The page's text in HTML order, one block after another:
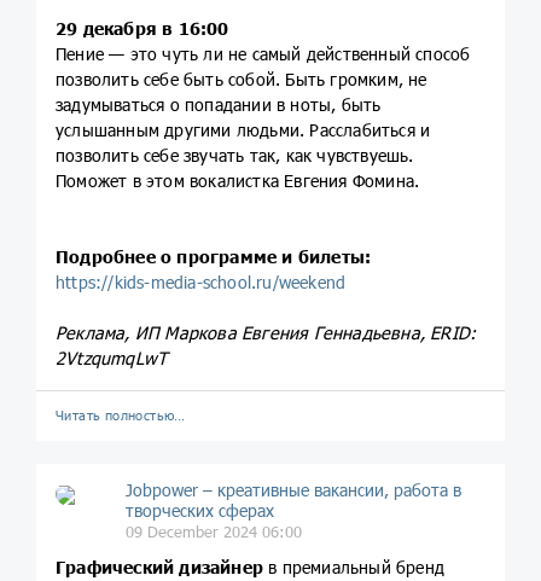
29 декабря в 16:00
Пение — это чуть ли не самый действенный способ
позволить себе быть собой. Быть громким, не
задумываться о попадании в ноты, быть
услышанным другими людьми. Расслабиться и
позволить себе звучать так, как чувствуешь.
Поможет в этом вокалистка Евгения Фомина.
Подробнее о программе и билеты:
https://kids-media-school.ru/weekend
Реклама, ИП Маркова Евгения Геннадьевна, ERID:
2VtzqumqLwT
Читать полностью…
Jobpower – креативные вакансии, работа в
творческих сферах
09 December 2024 06:00
Графический дизайнер в премиальный бренд